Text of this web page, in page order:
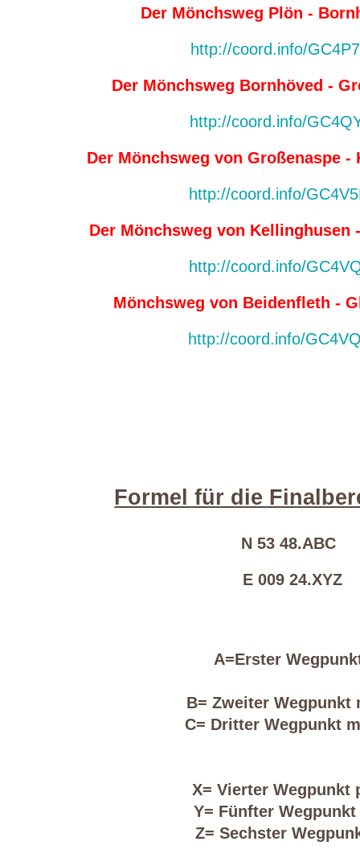
Der Mönchsweg Plön -
http://coord.info/
Der Mönchsweg Bornhöved -
http://coord.info/
Der Mönchsweg von Großenaspe -
http://coord.info/
Der Mönchsweg von Kellinghusen
http://coord.info/
Mönchsweg von Beidenfleth -
http://coord.info/
Formel für die
N 53 48.ABC
E 009 24.XYZ
A=Erster
B= Zweiter Wegpunkt
C= Dritter Wegpunkt
X= Vierter Wegpunkt
Y= Fünfter Wegpunkt
Z= Sechster Wegpunkt